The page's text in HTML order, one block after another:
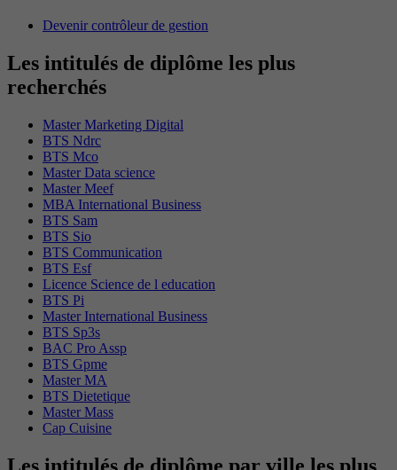
Devenir contrôleur de gestion
Les intitulés de diplôme les plus
recherchés
Master Marketing Digital
BTS Ndrc
BTS Mco
Master Data science
Master Meef
MBA International Business
BTS Sam
BTS Sio
BTS Communication
BTS Esf
Licence Science de l education
BTS Pi
Master International Business
BTS Sp3s
BAC Pro Assp
BTS Gpme
Master MA
BTS Dietetique
Master Mass
Cap Cuisine
Les intitulés de diplôme par ville les plus